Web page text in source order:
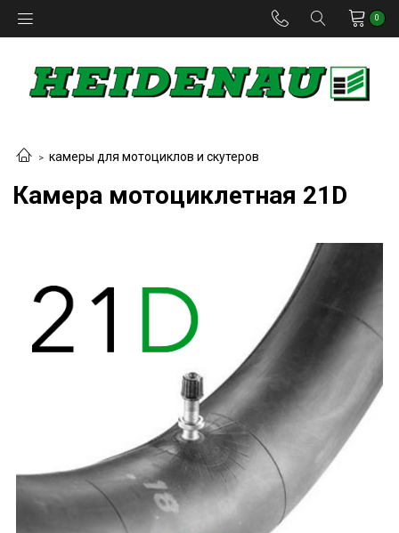
0
камеры для мотоциклов и скутеров
Камера мотоциклетная 21D